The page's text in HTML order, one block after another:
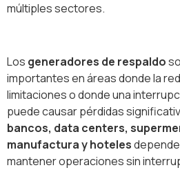
múltiples sectores.
Los generadores de respaldo
importantes en áreas donde la
limitaciones o donde una
puede causar pérdidas
bancos, data centers,
manufactura y hoteles
mantener operaciones sin